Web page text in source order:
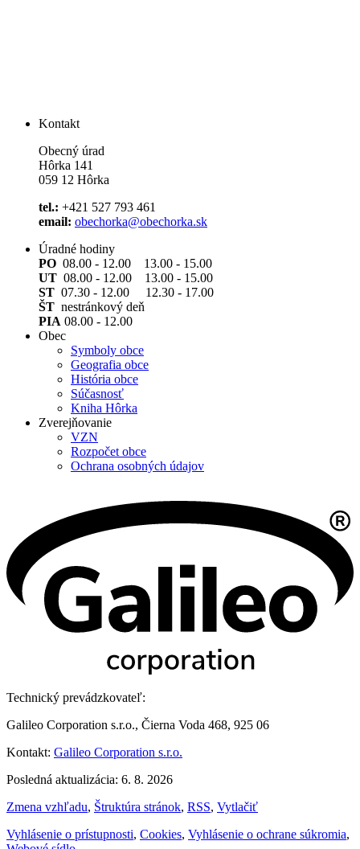
Kontakt
Obecný úrad
Hôrka 141
059 12 Hôrka
tel.: +421 527 793 461
email: obechorka@obechorka.sk
Úradné hodiny
PO 08.00 - 12.00 13.00 - 15.00
UT 08.00 - 12.00 13.00 - 15.00
ST 07.30 - 12.00 12.30 - 17.00
ŠT nestránkový deň
PIA 08.00 - 12.00
Obec
Symboly obce
Geografia obce
História obce
Súčasnosť
Kniha Hôrka
Zverejňovanie
VZN
Rozpočet obce
Ochrana osobných údajov
Technický prevádzkovateľ:
Galileo Corporation s.r.o., Čierna Voda 468, 925 06
Kontakt: Galileo Corporation s.r.o.
Posledná aktualizácia: 6. 8. 2026
Zmena vzhľadu, Štruktúra stránok, RSS, Vytlačiť
Vyhlásenie o prístupnosti, Cookies, Vyhlásenie o ochrane súkromia,